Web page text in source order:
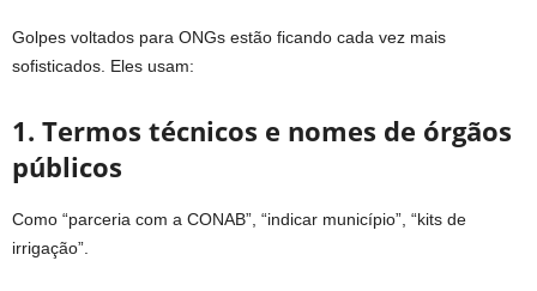
Golpes voltados para ONGs estão ficando cada vez mais
sofisticados. Eles usam:
1. Termos técnicos e nomes de órgãos
públicos
Como “parceria com a CONAB”, “indicar município”, “kits de
irrigação”.